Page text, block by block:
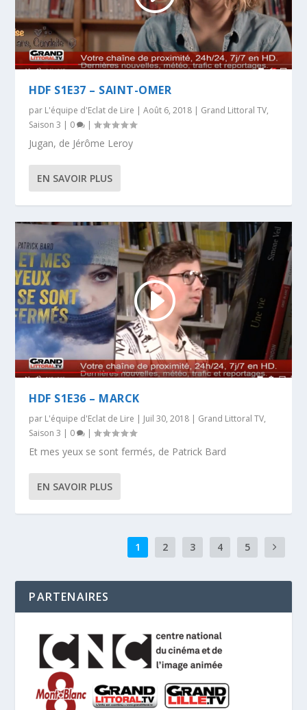
HDF S1E37 – SAINT-OMER
par L'équipe d'Eclat de Lire |Août 6, 2018 | Grand Littoral TV,
Saison 3 | 0 |
Jugan, de Jérôme Leroy
EN SAVOIR PLUS
HDF S1E36 – MARCK
par L'équipe d'Eclat de Lire | Juil 30, 2018 | Grand Littoral TV,
Saison 3 | 0 |
Et mes yeux se sont fermés, de Patrick Bard
EN SAVOIR PLUS
1 2 3 4 5
PARTENAIRES